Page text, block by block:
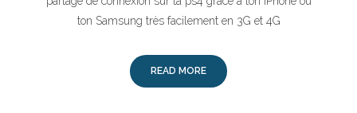
ton Samsung très facilement en 3G et 4G
READ MORE